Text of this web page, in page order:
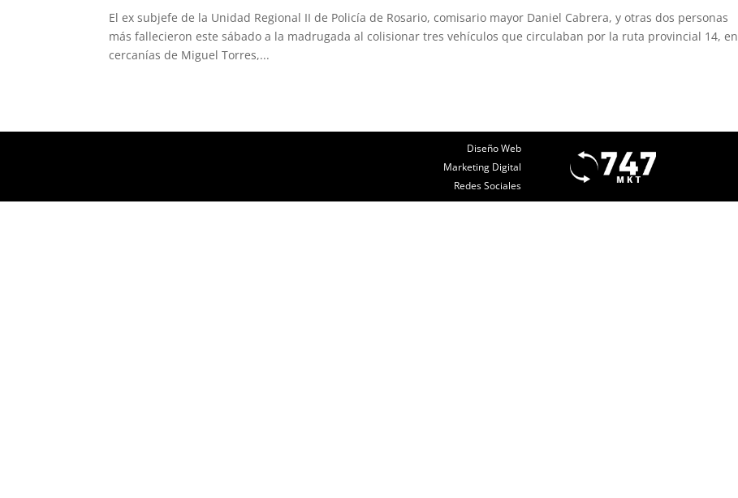
El ex subjefe de la Unidad Regional II de Policía de Rosario, comisario mayor Daniel Cabrera, y otras dos personas
más fallecieron este sábado a la madrugada al colisionar tres vehículos que circulaban por la ruta provincial 14, en
cercanías de Miguel Torres,...
Diseño Web
Marketing Digital
Redes Sociales